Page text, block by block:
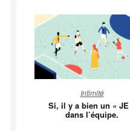
il
y
Intimité
Si, il y a bien un «
dans l’équipe.